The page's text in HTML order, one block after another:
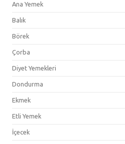
Ana Yemek
Balık
Börek
Çorba
Diyet Yemekleri
Dondurma
Ekmek
Etli Yemek
İçecek